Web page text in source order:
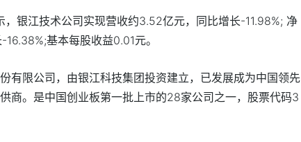
银江技术公司实现营收约3.52亿元，同比增长-11.98%; 净
基本每股收益0.01元。
有限公司，由银江科技集团投资建立，已发展成为中国领先
商。是中国创业板第一批上市的28家公司之一，股票代码3